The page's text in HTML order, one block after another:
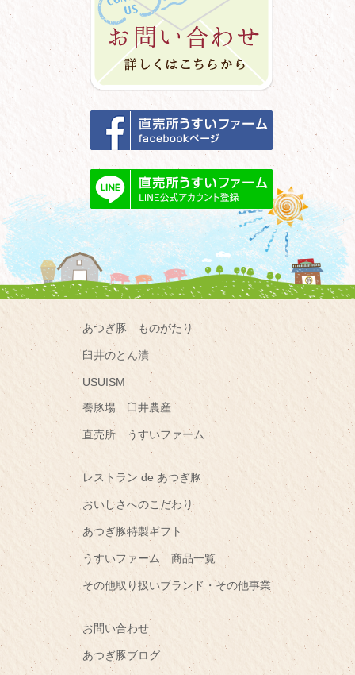
あつぎ豚 ものがたり
臼井のとん漬
USUISM
養豚場 臼井農産
直売所 うすいファーム
レストラン de あつぎ豚
おいしさへのこだわり
あつぎ豚特製ギフト
うすいファーム 商品一覧
その他取り扱いブランド・その他事業
お問い合わせ
あつぎ豚ブログ